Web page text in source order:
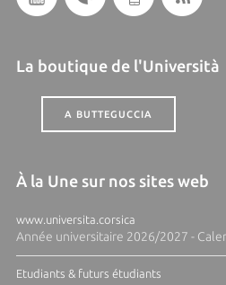
La boutique de l'Università
A BUTTEGUCCIA
À la Une sur nos sites web
www.universita.corsica
Année universitaire 2026/2027 -
Etudiants & futurs étudiants